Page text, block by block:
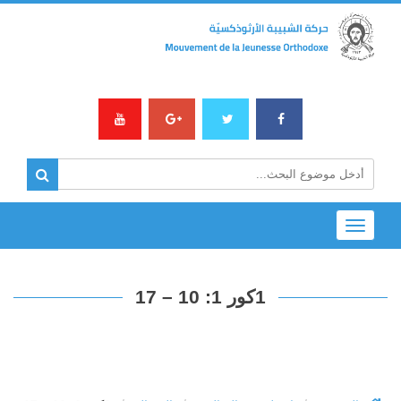
Toggle
navigation
1كور 1: 10 – 17